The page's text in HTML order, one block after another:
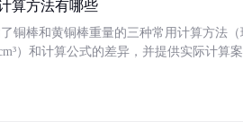
算方法有哪些
铜棒和黄铜棒重量的三种常用计算方法
）和计算公式的差异，并提供实际计算